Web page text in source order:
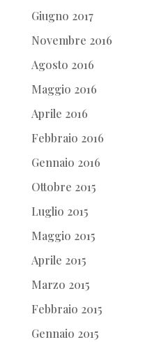
Giugno 2017
Novembre 2016
Agosto 2016
Maggio 2016
Aprile 2016
Febbraio 2016
Gennaio 2016
Ottobre 2015
Luglio 2015
Maggio 2015
Aprile 2015
Marzo 2015
Febbraio 2015
Gennaio 2015